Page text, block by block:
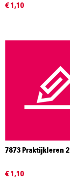
€ 1,10
7873 Praktijkleren 2
€ 1,10